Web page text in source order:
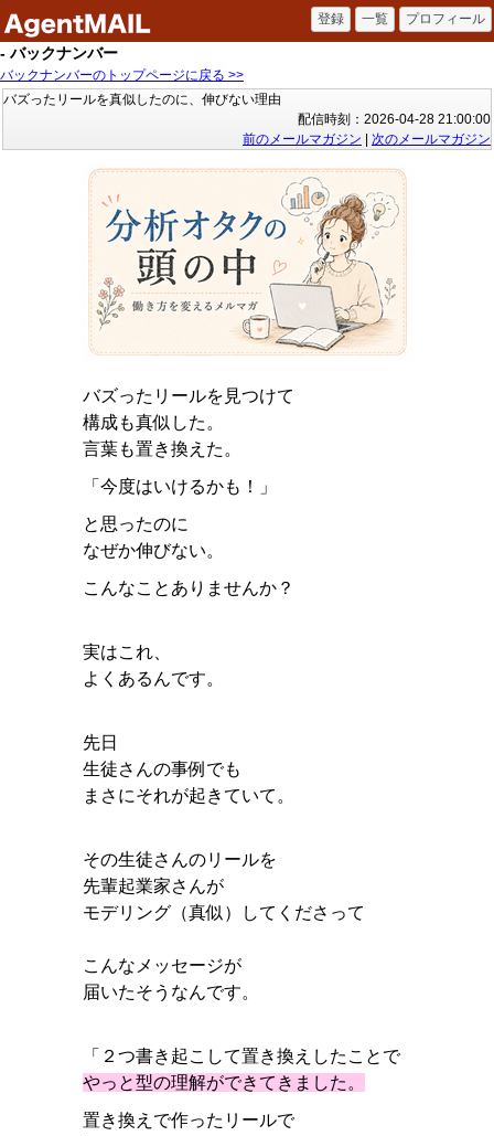
- バックナンバー
バックナンバーのトップページに戻る >>
バズったリールを真似したのに、伸びない理由
配信時刻：2026-04-28 21:00:00
前のメールマガジン
次のメールマガジン
バズったリールを見つけて
構成も真似した。
言葉も置き換えた。
「今度はいけるかも！」
と思ったのに
なぜか伸びない。
こんなことありませんか？
実はこれ、
よくあるんです。
先日
生徒さんの事例でも
まさにそれが起きていて。
その生徒さんのリールを
先輩起業家さんが
モデリング（真似）してくださって
こんなメッセージが
届いたそうなんです。
「２つ書き起こして置き換えしたことで
やっと型の理解ができてきました。
置き換えで作ったリールで